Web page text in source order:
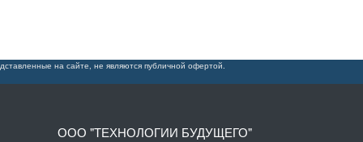
на сайте, не являются публичной офертой.
ООО "ТЕХНОЛОГИИ БУДУЩЕГО"